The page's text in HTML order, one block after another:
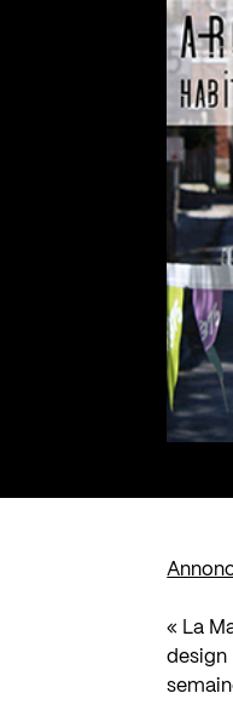
« La
design